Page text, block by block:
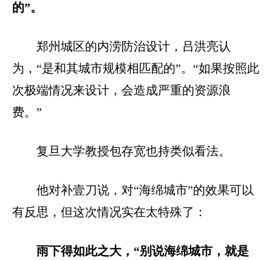
的”。
郑州城区的内涝防治设计，吕洪亮认
为，“是和其城市规模相匹配的”。“如果按照此
次极端情况来设计，会造成严重的资源浪
费。”
复旦大学教授包存宽也持类似看法。
他对补壹刀说，对“海绵城市”的效果可以
有反思，但这次情况实在太特殊了：
雨下得如此之大，“别说海绵城市，就是